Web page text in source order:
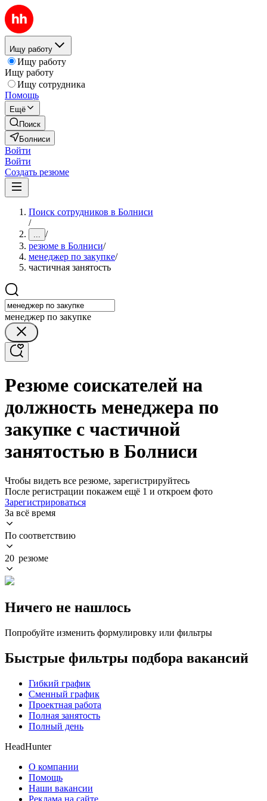
Ищу работу
Ищу работу
Ищу работу
Ищу сотрудника
Помощь
Ещё
Поиск
Болниси
Войти
Войти
Создать резюме
Поиск сотрудников в Болниси
/
... /
резюме в Болниси/
менеджер по закупке/
частичная занятость
менеджер по закупке
Резюме соискателей на
должность менеджера по
закупке с частичной
занятостью в Болниси
Чтобы видеть все резюме, зарегистрируйтесь
После регистрации покажем ещё 1 и откроем фото
Зарегистрироваться
За всё время
По соответствию
20 резюме
Ничего не нашлось
Попробуйте изменить формулировку или фильтры
Быстрые фильтры подбора вакансий
Гибкий график
Сменный график
Проектная работа
Полная занятость
Полный день
HeadHunter
О компании
Помощь
Наши вакансии
Реклама на сайте